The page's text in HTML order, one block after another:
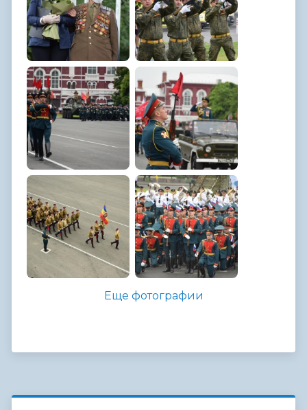
Еще фотографии